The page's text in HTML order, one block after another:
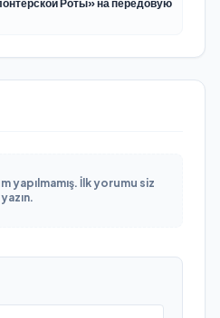
Роты» на передовую
yapılmamış. İlk yorumu siz
yazın.